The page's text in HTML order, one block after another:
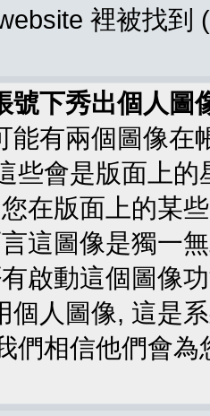
裡被找到
號下秀出個人圖
能有兩個圖像在
些會是版面上
在版面上的某
這圖像是獨一
啟動這個圖像
個人圖像, 這是
們相信他們會為